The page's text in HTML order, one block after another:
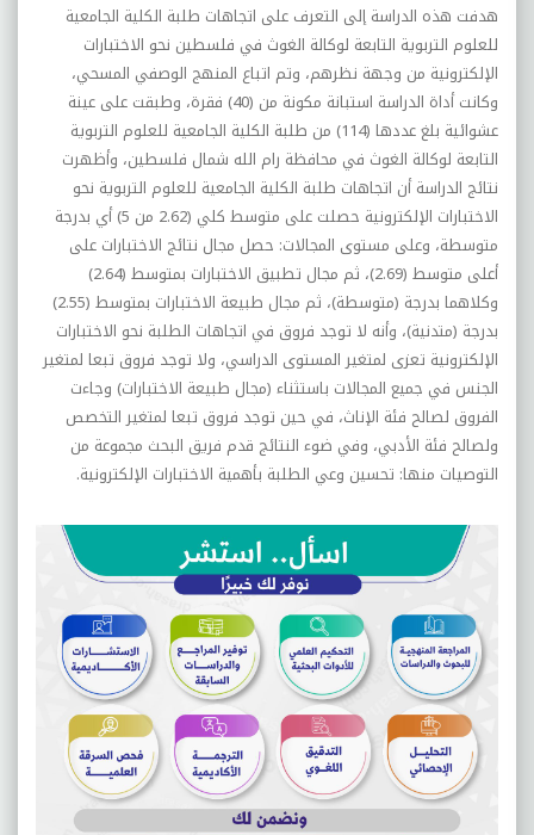
هدفت هذه الدراسة إلى التعرف على اتجاهات طلبة الكلية الجامعية
للعلوم التربوية التابعة لوكالة الغوث في فلسطين نحو الاختبارات
الإلكترونية من وجهة نظرهم، وتم اتباع المنهج الوصفي المسحي،
وكانت أداة الدراسة استبانة مكونة من (40) فقرة، وطبقت على عينة
عشوائية بلغ عددها (114) من طلبة الكلية الجامعية للعلوم التربوية
التابعة لوكالة الغوث في محافظة رام الله شمال فلسطين، وأظهرت
نتائج الدراسة أن اتجاهات طلبة الكلية الجامعية للعلوم التربوية نحو
الاختبارات الإلكترونية حصلت على متوسط كلي (2.62 من 5) أي بدرجة
متوسطة، وعلى مستوى المجالات: حصل مجال نتائج الاختبارات على
أعلى متوسط (2.69)، ثم مجال تطبيق الاختبارات بمتوسط (2.64)
وكلاهما بدرجة (متوسطة)، ثم مجال طبيعة الاختبارات بمتوسط (2.55)
بدرجة (متدنية)، وأنه لا توجد فروق في اتجاهات الطلبة نحو الاختبارات
الإلكترونية تعزى لمتغير المستوى الدراسي، ولا توجد فروق تبعا لمتغير
الجنس في جميع المجالات باستثناء (مجال طبيعة الاختبارات) وجاءت
الفروق لصالح فئة الإناث، في حين توجد فروق تبعا لمتغير التخصص
ولصالح فئة الأدبي، وفي ضوء النتائج قدم فريق البحث مجموعة من
التوصيات منها: تحسين وعي الطلبة بأهمية الاختبارات الإلكترونية.